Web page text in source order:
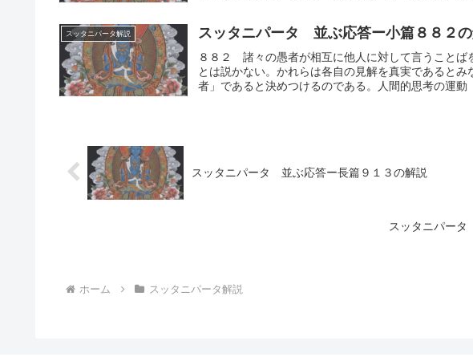
スッタニパータ解説 スッタニパータ 並ぶ応答ー小篇８８２
８８２ 諸々の愚者が相互に他人に対して言うことば
とは説かない。かれらは各自の見解を真実であると
者」であると決めつけるのである。人間的思考の運
スッタニパータ 並ぶ応答ー長篇９１３の解説
スッタニパー
ホーム スッタニパータ解説